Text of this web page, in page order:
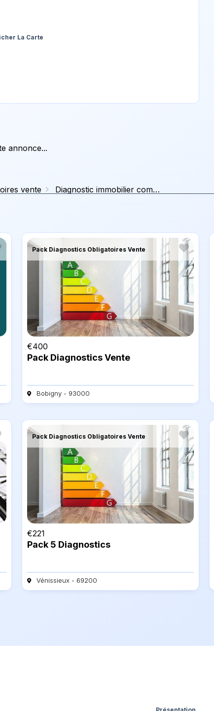
La Carte
annonce...
vente Diagnostic immobilier complet studio
Pack Diagnostics Obligatoires Vente
€400
Pack Diagnostics Vente
Bobigny - 93000
Pack Diagnostics Obligatoires Vente
€221
Pack 5 Diagnostics
Vénissieux - 69200